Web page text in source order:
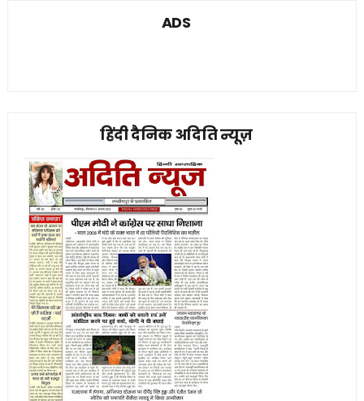
ADS
हिंदी दैनिक अदिति न्यूज़